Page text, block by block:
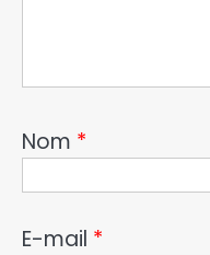
Nom *
E-mail *